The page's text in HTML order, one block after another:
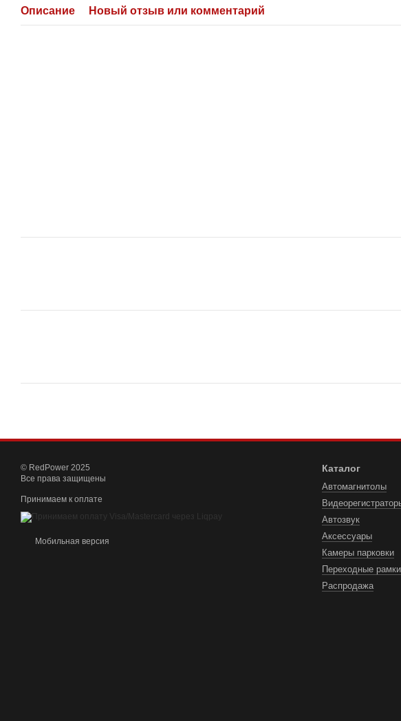
Описание Новый отзыв или комментарий
© RedPower 2025
Все права защищены
Принимаем к оплате
Мобильная версия
Каталог
Автомагнитолы
Автозвук
Аксессуары
Камеры парковки
Переходные рамки
Распродажа